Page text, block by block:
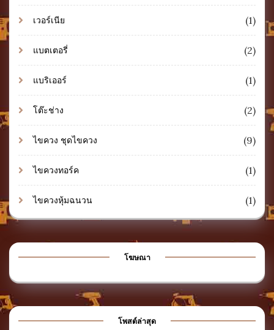
เวอร์เนีย (1)
แบตเตอรี่ (2)
แบริเออร์ (1)
โต๊ะช่าง (2)
ไขควง ชุดไขควง (9)
ไขควงทอร์ค (1)
ไขควงหุ้มฉนวน (1)
โฆษณา
โพสต์ล่าสุด